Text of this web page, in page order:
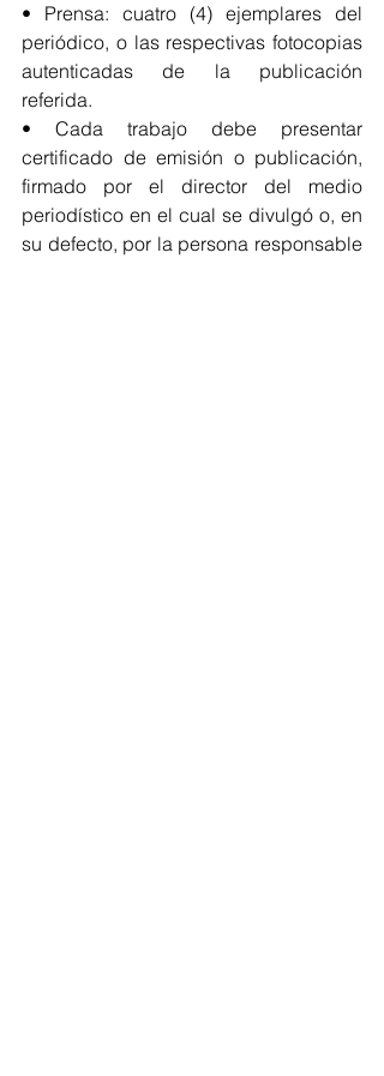
• Prensa: cuatro (4) ejemplares del
periódico, o las respectivas fotocopias
autenticadas de la publicación
referida.
• Cada trabajo debe presentar
certificado de emisión o publicación,
firmado por el director del medio
periodístico en el cual se divulgó o, en
su defecto, por la persona responsable